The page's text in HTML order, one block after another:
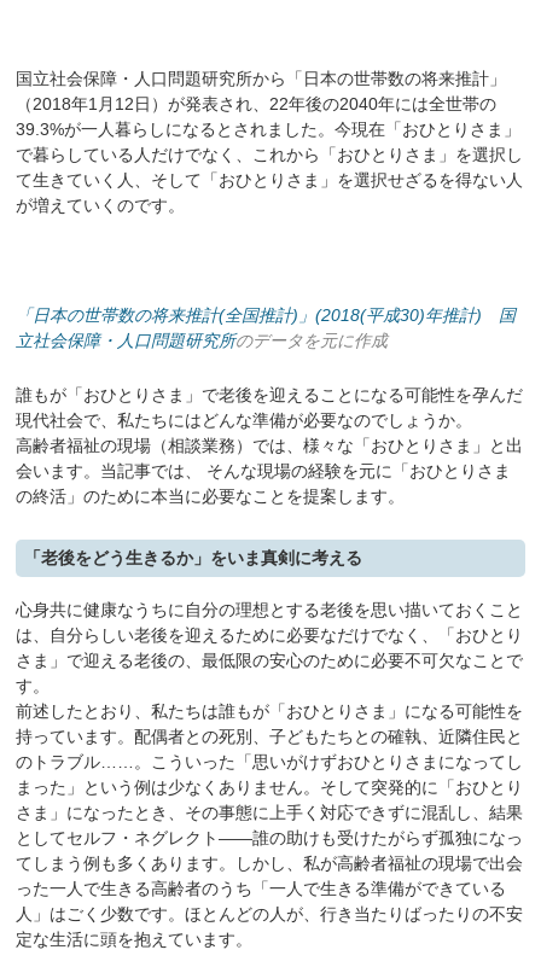
国立社会保障・人口問題研究所から「日本の世帯数の将来推計」
（2018年1月12日）が発表され、22年後の2040年には全世帯の
39.3%が一人暮らしになるとされました。今現在「おひとりさま」
で暮らしている人だけでなく、これから「おひとりさま」を選択し
て生きていく人、そして「おひとりさま」を選択せざるを得ない人
が増えていくのです。
「日本の世帯数の将来推計(全国推計)」(2018(平成30)年推計) 国
立社会保障・人口問題研究所のデータを元に作成
誰もが「おひとりさま」で老後を迎えることになる可能性を孕んだ
現代社会で、私たちにはどんな準備が必要なのでしょうか。
高齢者福祉の現場（相談業務）では、様々な「おひとりさま」と出
会います。当記事では、 そんな現場の経験を元に「おひとりさま
の終活」のために本当に必要なことを提案します。
「老後をどう生きるか」をいま真剣に考える
心身共に健康なうちに自分の理想とする老後を思い描いておくこと
は、自分らしい老後を迎えるために必要なだけでなく、「おひとり
さま」で迎える老後の、最低限の安心のために必要不可欠なことで
す。
前述したとおり、私たちは誰もが「おひとりさま」になる可能性を
持っています。配偶者との死別、子どもたちとの確執、近隣住民と
のトラブル……。こういった「思いがけずおひとりさまになってし
まった」という例は少なくありません。そして突発的に「おひとり
さま」になったとき、その事態に上手く対応できずに混乱し、結果
としてセルフ・ネグレクト――誰の助けも受けたがらず孤独になっ
てしまう例も多くあります。しかし、私が高齢者福祉の現場で出会
った一人で生きる高齢者のうち「一人で生きる準備ができている
人」はごく少数です。ほとんどの人が、行き当たりばったりの不安
定な生活に頭を抱えています。